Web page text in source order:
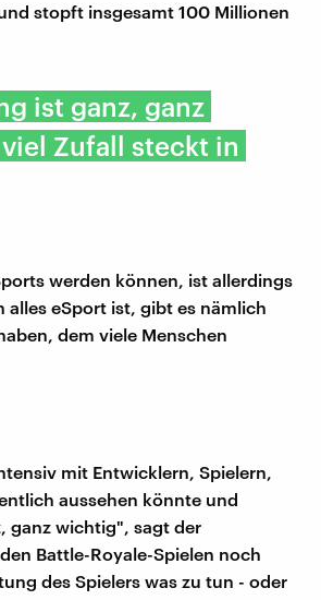
stopft insgesamt 100 Millionen
ist ganz, ganz
Zufall steckt in
werden können, ist allerdings
eSport ist, gibt es nämlich
dem viele Menschen
mit Entwicklern, Spielern,
aussehen könnte und
ganz wichtig", sagt der
Battle-Royale-Spielen noch
des Spielers was zu tun - oder